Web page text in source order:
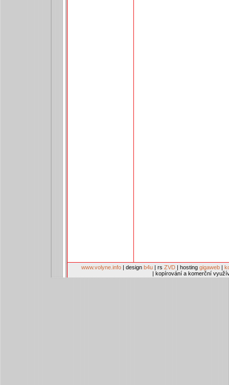
www.volyne.info | design b4u | rs ZVD | hosting gigaweb |
| kopírování a komerční